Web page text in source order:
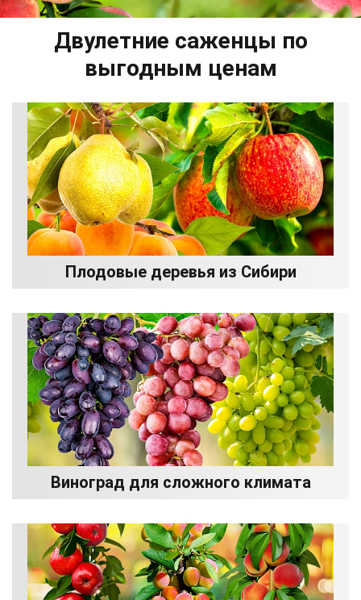
Двулетние саженцы по
выгодным ценам
Плодовые деревья из Сибири
Виноград для сложного климата